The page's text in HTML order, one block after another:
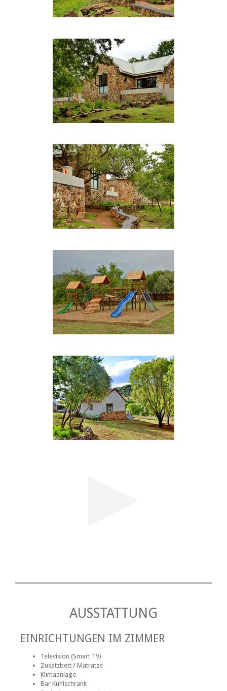
LAGE UND SEHENSWÜRDIGKEITEN
AUSSTATTUNG
EINRICHTUNGEN IM ZIMMER
Television (Smart TV)
Zusatzbett / Matratze
Klimaanlage
Bar Kühlschrank